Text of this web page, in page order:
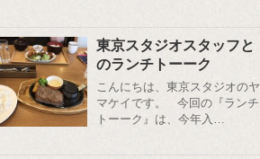
東京スタジオスタッフと
のランチトーーク
こんにちは、東京スタジオのヤ
マケイです。 今回の『ランチ
トーーク』は、今年入…